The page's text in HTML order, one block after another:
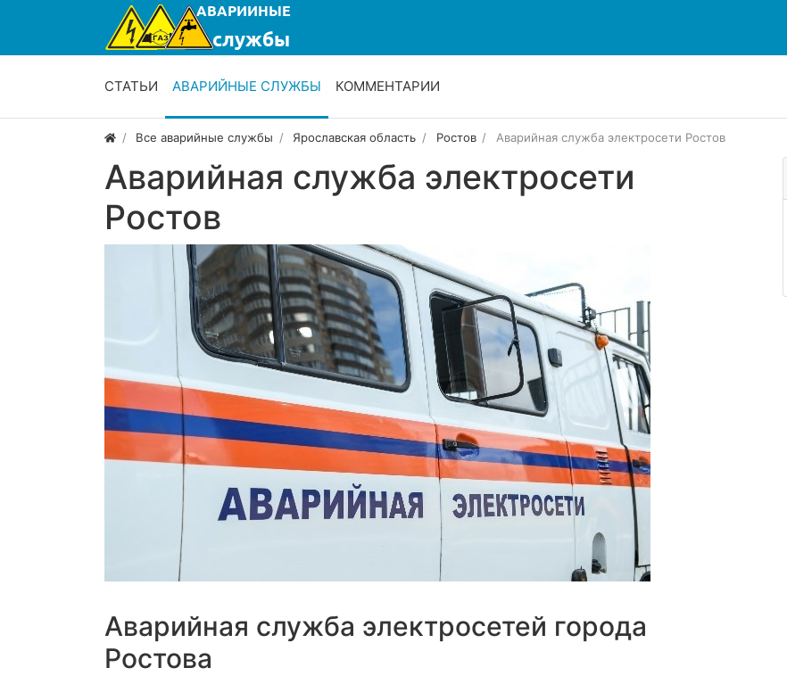
СТАТЬИ АВАРИЙНЫЕ СЛУЖБЫ КОММЕНТАРИИ
Все аварийные службы Ярославская область Ростов Аварийная служба электросети Ростов
Аварийная служба электросети
Ростов
Аварийная служба электросетей города
Ростова